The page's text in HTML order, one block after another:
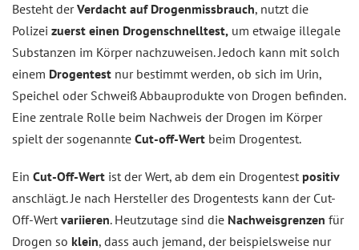
Besteht derVerdacht auf Drogenmissbrauch, nutzt die
Polizei zuerst einen Drogenschnelltest, um etwaige illegale
Substanzen im Körper nachzuweisen. Jedoch kann mit solch
einem Drogentest nur bestimmt werden, ob sich im Urin,
Speichel oder Schweiß Abbauprodukte von Drogen befinden.
Eine zentrale Rolle beim Nachweis der Drogen im Körper
spielt der sogenannte Cut-off-Wert beim Drogentest.
Ein Cut-Off-Wert ist der Wert, ab dem ein Drogentest positiv
anschlägt. Je nach Hersteller des Drogentests kann der Cut-
Off-Wert variieren. Heutzutage sind die Nachweisgrenzen für
Drogen so klein, dass auch jemand, der beispielsweise nur